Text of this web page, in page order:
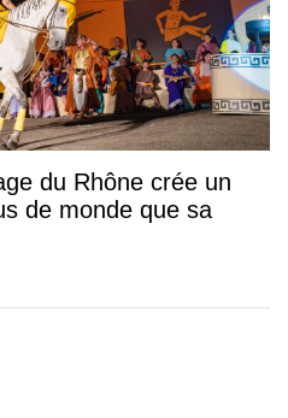
du Rhône crée un
de monde que sa